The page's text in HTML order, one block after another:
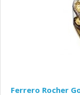
Ferrero Rocher